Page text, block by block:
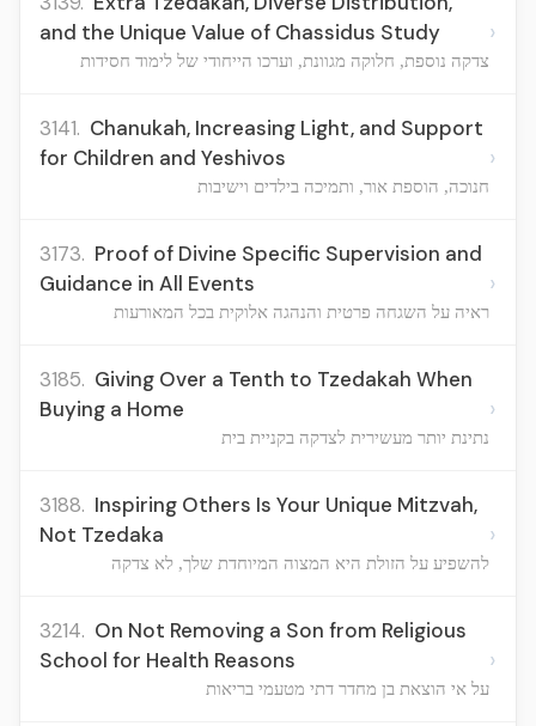
and the Unique Value of Chassidus Study
צדקה נוספת, חלוקה מגוונת, וערכו הייחודי של לימוד חסידות
›
3141. Chanukah, Increasing Light, and Support
for Children and Yeshivos
חנוכה, הוספת אור, ותמיכה בילדים וישיבות
›
3173. Proof of Divine Specific Supervision and
Guidance in All Events
ראיה על השגחה פרטית והנהגה אלוקית בכל המאורעות
›
3185. Giving Over a Tenth to Tzedakah When
Buying a Home
נתינת יותר מעשירית לצדקה בקניית בית
›
3188. Inspiring Others Is Your Unique Mitzvah,
Not Tzedaka
להשפיע על הזולת היא המצוה המיוחדת שלך, לא צדקה
›
3214. On Not Removing a Son from Religious
School for Health Reasons
על אי הוצאת בן מחדר דתי מטעמי בריאות
›